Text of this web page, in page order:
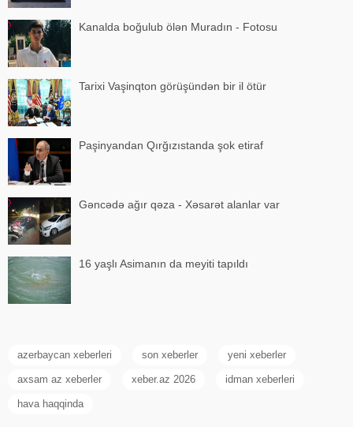
Kanalda boğulub ölən Muradın - Fotosu
Tarixi Vaşinqton görüşündən bir il ötür
Paşinyandan Qırğızıstanda şok etiraf
Gəncədə ağır qəza - Xəsarət alanlar var
16 yaşlı Asimanın da meyiti tapıldı
azerbaycan xeberleri son xeberler yeni xeberler
axsam az xeberler xeber.az 2026 idman xeberleri
hava haqqinda